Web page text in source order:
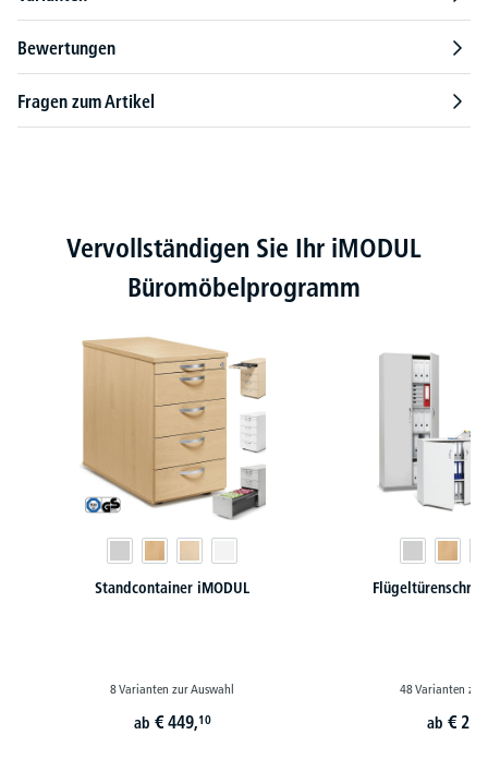
Bewertungen
Fragen zum Artikel
Produktgalerie überspringen
Vervollständigen Sie Ihr iMODUL
Büromöbelprogramm
Standcontainer iMODUL
8 Varianten zur Auswahl
ab € 449,10
48 Varianten zur
ab €